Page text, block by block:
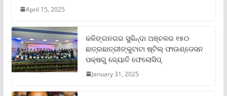
April 15, 2025
କଳିଙ୍ଗନଗର ସୁକିନ୍ଦା ଅଞ୍ଚଳର ୧୫୦
ଛାତ୍ରଛାତ୍ରୀଙ୍କୁଟାଟା ଷ୍ଟିଲ୍ ଫାଉଣ୍ଡେସନ
ପକ୍ଷରୁ ଜ୍ୟୋତି ଫେଲୋସିପ୍‌
January 31, 2025